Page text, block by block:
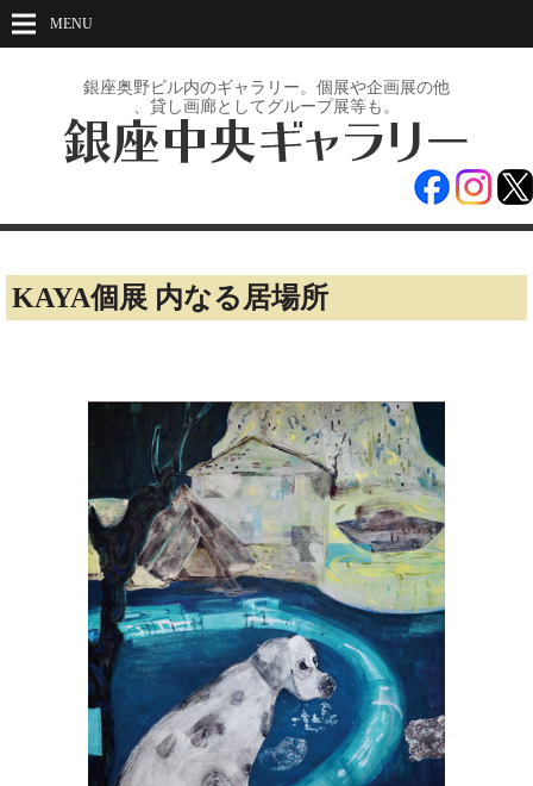
銀座奥野ビル内のギャラリー。 個展や企画展の他
、貸し画廊としてグループ展等も。
MENU
KAYA個展 内なる居場所